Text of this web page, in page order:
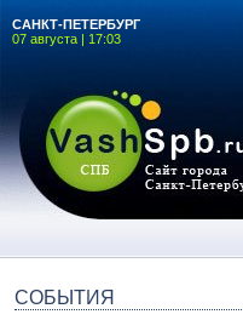
САНКТ-ПЕТЕРБУРГ
07 августа | 17:03
СОБЫТИЯ